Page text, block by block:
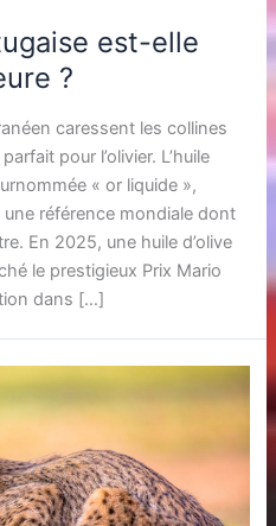
est-elle
?
caressent les collines
pour l’olivier. L’huile
« or liquide »,
une référence mondiale dont
En 2025, une huile d’olive
le prestigieux Prix Mario
dans […]